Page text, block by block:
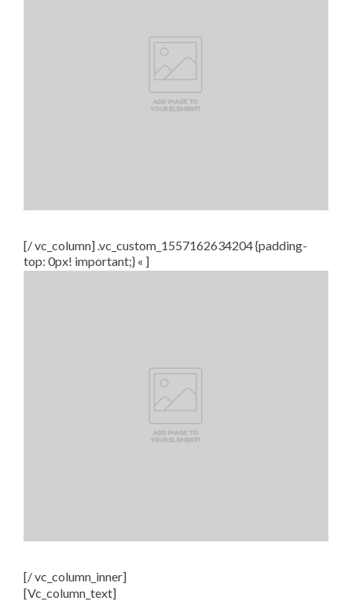
[/ vc_column] .vc_custom_1557162634204 {padding-
top: 0px! important;} « ]
[/ vc_column_inner]
[Vc_column_text]